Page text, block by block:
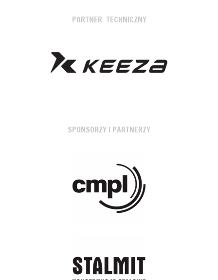
PARTNER TECHNICZNY
SPONSORZY I PARTNERZY